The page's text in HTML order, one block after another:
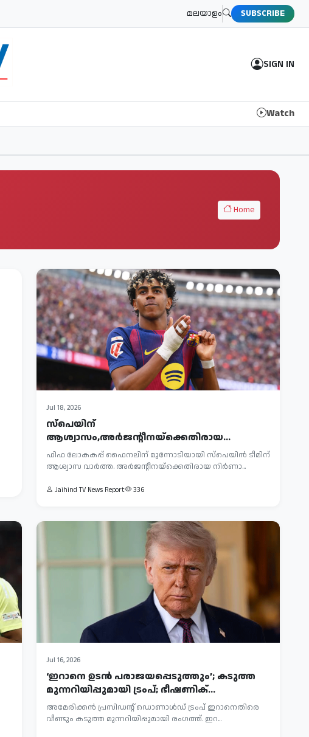
മലയാളം SUBSCRIBE
SIGN IN
Watch
Home
Jul 18, 2026
സ്പെയിന്
ആശ്വാസം,അർജന്റീനയ്‌ക്കെതിരായ
ലോകകപ്പ് ഫൈനലിന് യമാൽ തയ്യാർ
ഫിഫ ലോകകപ്പ് ഫൈനലിന് മുന്നോടിയായി സ്പെയിൻ ടീമിന്
ആശ്വാസ വാർത്ത. അർജന്റീനയ്‌ക്കെതിരായ നിർണാ...
Jaihind TV News Report 336
Jul 16, 2026
‘ഇറാനെ ഉടൻ പരാജയപ്പെടുത്തും’; കടുത്ത
മുന്നറിയിപ്പുമായി ട്രംപ്; ഭീഷണിക്...
അമേരിക്കൻ പ്രസിഡന്റ് ഡൊണാൾഡ് ട്രംപ് ഇറാനെതിരെ
വീണ്ടും കടുത്ത മുന്നറിയിപ്പുമായി രംഗത്ത്. ഇറ...